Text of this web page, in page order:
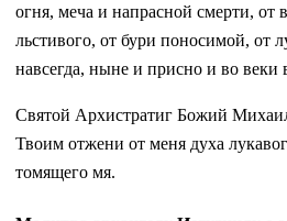
огня, меча и напрасной смерти, от
льстивого, от бури поносимой, от
навсегда, ныне и присно и во веки
Святой Архистратиг Божий
Твоим отжени от меня духа
томящего мя.